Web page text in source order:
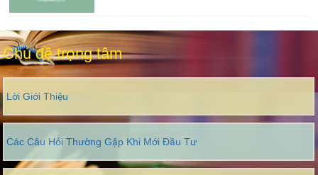
Chủ đề trọng tâm
Lời Giới Thiệu
Các Câu Hỏi Thường Gặp Khi Mới Đầu Tư